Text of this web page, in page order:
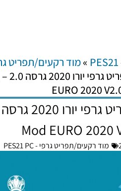
PES21
»
EURO 2020
Mod EURO 2020
מוד רקעים/תפריט גרפי - PES21 PC